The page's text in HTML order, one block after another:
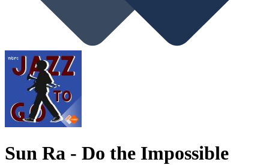
Sun Ra - Do the Impossible